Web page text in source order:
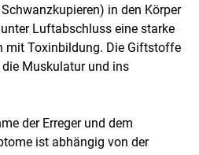
in den Körper
Luftabschluss eine starke
mit Toxinbildung. Die Giftstoffe
Muskulatur und ins
der Erreger und dem
ist abhängig von der